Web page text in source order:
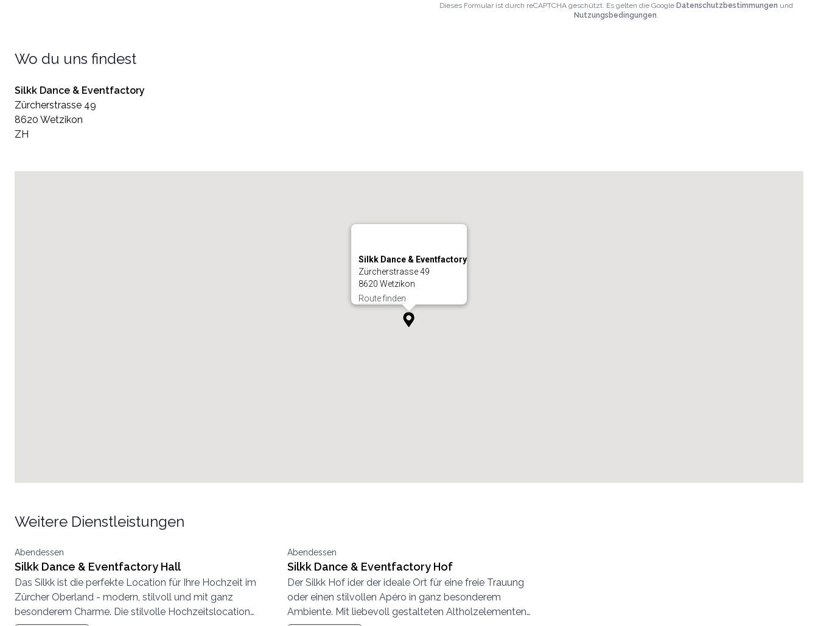
Dieses Formular ist durch reCAPTCHA geschützt. Es gelten die Google Datenschutzbestimmungen und
Nutzungsbedingungen.
Wo du uns findest
Silkk Dance & Eventfactory
Zürcherstrasse 49
8620 Wetzikon
ZH
Silkk Dance & Eventfactory
Zürcherstrasse 49
8620 Wetzikon
Route finden
Weitere Dienstleistungen
Abendessen
Silkk Dance & Eventfactory Hall
Das Silkk ist die perfekte Location für Ihre Hochzeit im
Zürcher Oberland - modern, stilvoll und mit ganz
besonderem Charme. Die stilvolle Hochzeitslocation
Abendessen
Silkk Dance & Eventfactory Hof
Der Silkk Hof ider der ideale Ort für eine freie Trauung
oder einen stilvollen Apéro in ganz besonderem
Ambiente. Mit liebevoll gestalteten Altholzelementen,